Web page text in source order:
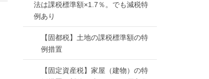
法は課税標準額×1.7％。でも減税特
例あり
【固都税】土地の課税標準額の特
例措置
【固定資産税】家屋（建物）の特